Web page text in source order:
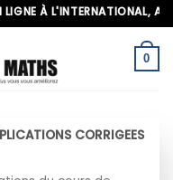
À L'INTERNATIONAL,
0
CORRIGEES